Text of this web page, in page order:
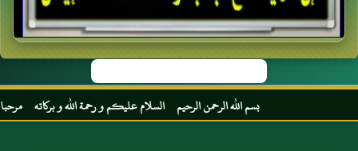
بسم الله الرحمن الرحيم السلام عليكم و رحمة الله و بركاته مرحبا